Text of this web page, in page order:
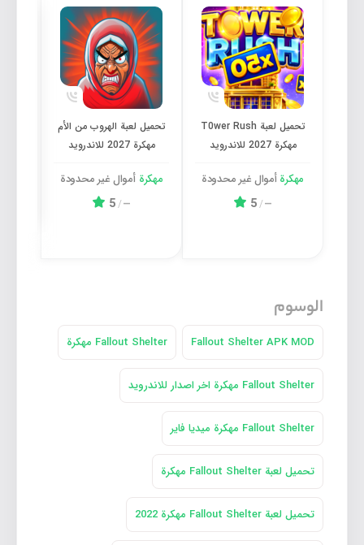
تحميل لعبة T0wer Rush مهكرة 2027 للاندرويد
تحميل لعبة T0wer Rush
مهكرة 2027 للاندرويد
مهكرةأموال غیر محدودة
—
/
5
تحميل لعبة الهروب من الأم
تحميل لعبة الهروب من الأم
مهكرة 2027 للاندرويد
مهكرةأموال غیر محدودة
—
/
5
الوسوم
Fallout Shelter APK MOD Fallout Shelter مهكرة
Fallout Shelter مهكرة اخر اصدار للاندرويد
Fallout Shelter مهكرة ميديا فاير
تحميل لعبة Fallout Shelter مهكرة
تحميل لعبة Fallout Shelter مهكرة 2022